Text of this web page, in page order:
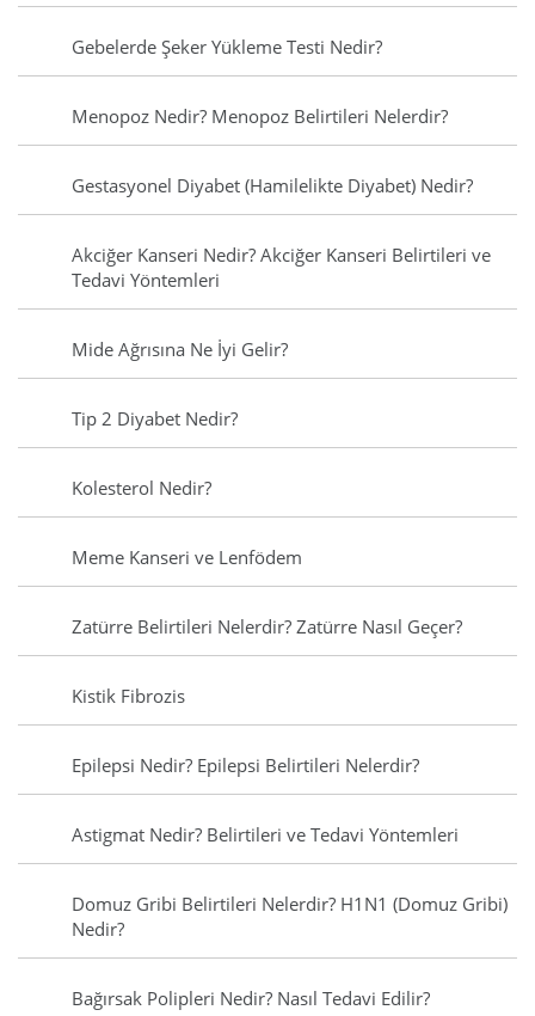
Gebelerde Şeker Yükleme Testi Nedir?
Menopoz Nedir? Menopoz Belirtileri Nelerdir?
Gestasyonel Diyabet (Hamilelikte Diyabet) Nedir?
Akciğer Kanseri Nedir? Akciğer Kanseri Belirtileri ve
Tedavi Yöntemleri
Mide Ağrısına Ne İyi Gelir?
Tip 2 Diyabet Nedir?
Kolesterol Nedir?
Meme Kanseri ve Lenfödem
Zatürre Belirtileri Nelerdir? Zatürre Nasıl Geçer?
Kistik Fibrozis
Epilepsi Nedir? Epilepsi Belirtileri Nelerdir?
Astigmat Nedir? Belirtileri ve Tedavi Yöntemleri
Domuz Gribi Belirtileri Nelerdir? H1N1 (Domuz Gribi)
Nedir?
Bağırsak Polipleri Nedir? Nasıl Tedavi Edilir?